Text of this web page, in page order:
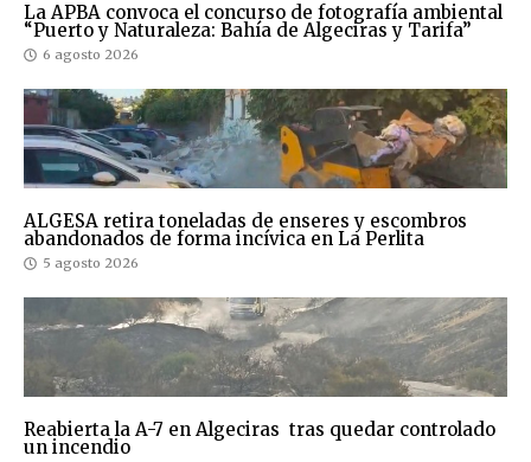
La APBA convoca el concurso de fotografía ambiental
“Puerto y Naturaleza: Bahía de Algeciras y Tarifa”
6 agosto 2026
ALGESA retira toneladas de enseres y escombros
abandonados de forma incívica en La Perlita
5 agosto 2026
Reabierta la A-7 en Algeciras tras quedar controlado
un incendio